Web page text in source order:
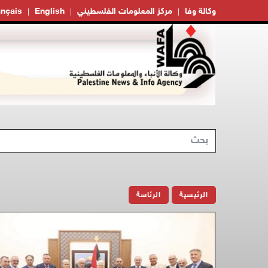
English مركز المعلومات الفلسطيني وكالة وفا
الرئيسية الرئاسة